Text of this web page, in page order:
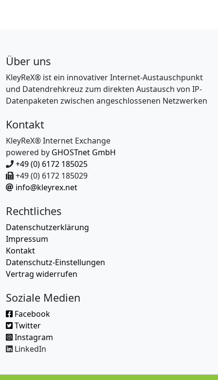
Über uns
KleyReX® ist ein innovativer Internet-Austauschpunkt
und Datendrehkreuz zum direkten Austausch von IP-
Datenpaketen zwischen angeschlossenen Netzwerken
Kontakt
KleyReX® Internet Exchange
powered by GHOSTnet GmbH
+49 (0) 6172 185025
+49 (0) 6172 185029
info@kleyrex.net
Rechtliches
Datenschutzerklärung
Impressum
Kontakt
Datenschutz-Einstellungen
Vertrag widerrufen
Soziale Medien
Facebook
Twitter
Instagram
LinkedIn